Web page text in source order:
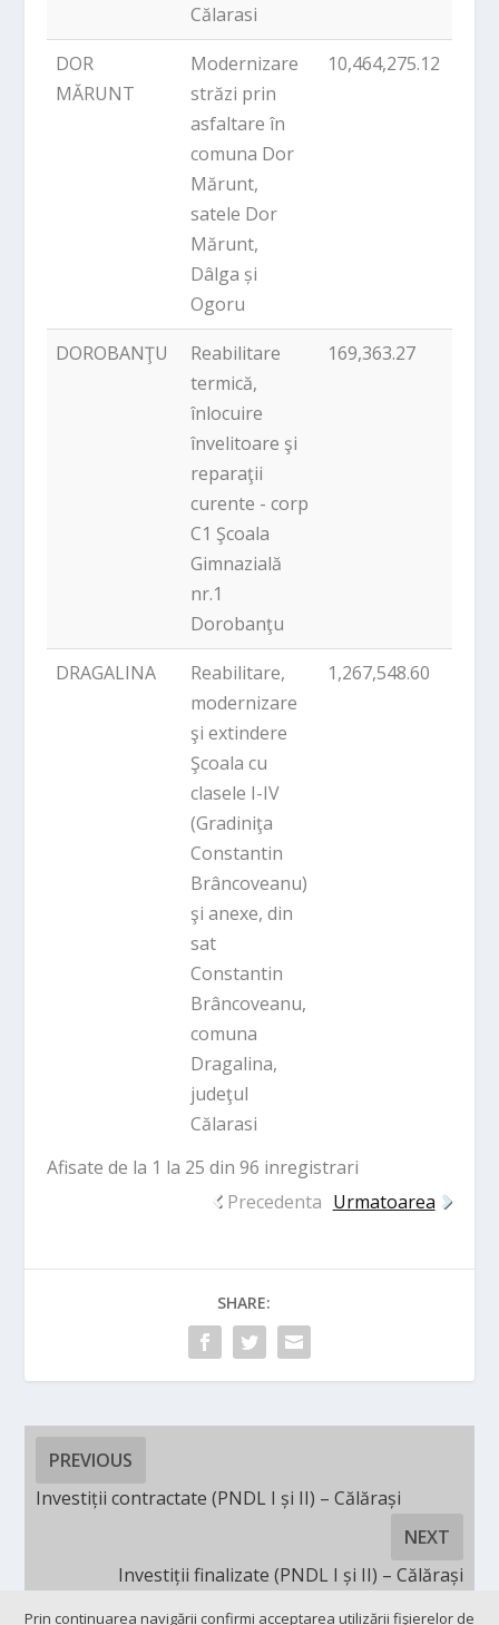
Călarasi
DOR
MĂRUNT
Modernizare
străzi prin
asfaltare în
comuna Dor
Mărunt,
satele Dor
Mărunt,
Dâlga și
Ogoru
10,464,275.12
DOROBANŢU
Reabilitare
termică,
înlocuire
învelitoare şi
reparaţii
curente - corp
C1 Şcoala
Gimnazială
nr.1
Dorobanţu
169,363.27
DRAGALINA
Reabilitare,
modernizare
şi extindere
Şcoala cu
clasele I-IV
(Gradiniţa
Constantin
Brâncoveanu)
şi anexe, din
sat
Constantin
Brâncoveanu,
comuna
Dragalina,
judeţul
Călarasi
1,267,548.60
Afisate de la 1 la 25 din 96 inregistrari
Precedenta Urmatoarea
SHARE:
PREVIOUS
Investiții contractate (PNDL I și II) – Călărași
NEXT
Investiții finalizate (PNDL I și II) – Călărași
Prin continuarea navigării confirmi acceptarea utilizării fişierelor de